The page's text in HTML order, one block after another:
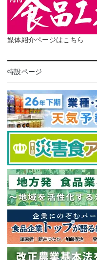
媒体紹介ページはこちら
特設ページ